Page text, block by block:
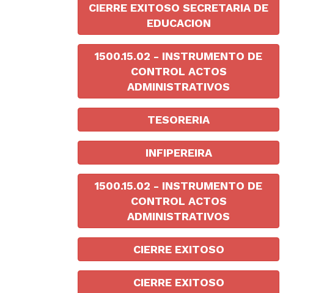
CIERRE EXITOSO SECRETARIA DE
EDUCACION
1500.15.02 - INSTRUMENTO DE
CONTROL ACTOS
ADMINISTRATIVOS
TESORERIA
INFIPEREIRA
1500.15.02 - INSTRUMENTO DE
CONTROL ACTOS
ADMINISTRATIVOS
CIERRE EXITOSO
CIERRE EXITOSO